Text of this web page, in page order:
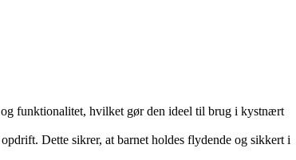
funktionalitet, hvilket gør den ideel til brug i kystnært
Dette sikrer, at barnet holdes flydende og sikkert i